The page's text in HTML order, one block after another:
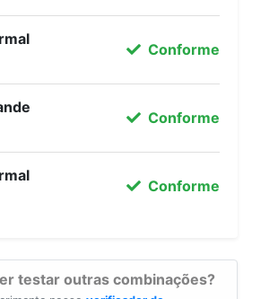
Conforme
Conforme
Conforme
testar outras combinações?